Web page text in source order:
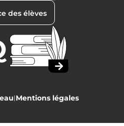
des élèves
|Mentions légales